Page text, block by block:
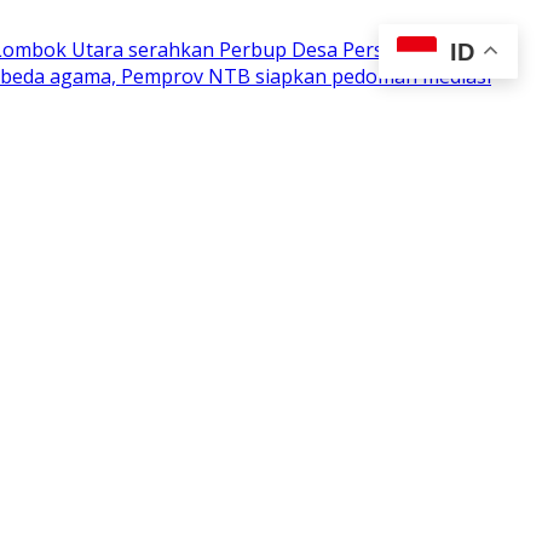
Utara serahkan Perbup Desa Persiapan
agama, Pemprov NTB siapkan pedoman mediasi
ID